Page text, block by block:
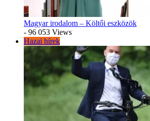
Magyar irodalom – Költői eszközök
- 96 053 Views
Hazai hírek